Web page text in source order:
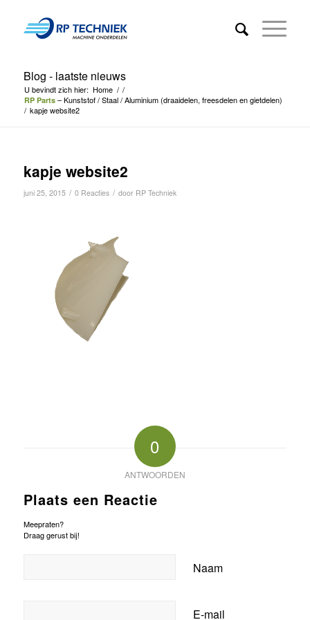
Blog - laatste nieuws
U bevindt zich hier: Home / /
RP Parts– Kunststof / Staal / Aluminium (draaidelen, freesdelen en gietdelen)
/ kapje website2
kapje website2
juni 25, 2015 / 0 Reacties / door RP Techniek
0
ANTWOORDEN
Plaats een Reactie
Meepraten?
Draag gerust bij!
Naam
E-mail